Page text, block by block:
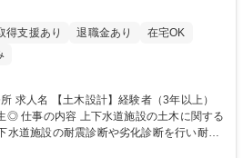
得支援あり 退職金あり
在宅OK
上）
関する
水道施設の耐震診断や劣化診断を行い耐震
下水道施設の新設.増設.改築.耐震補強等